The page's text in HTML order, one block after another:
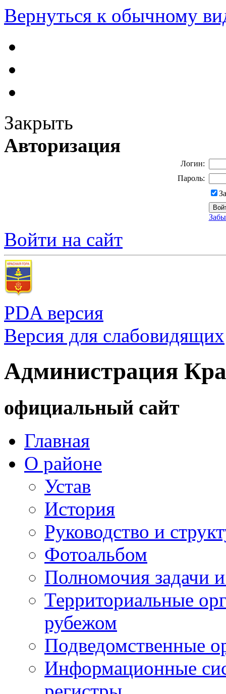
Вернуться к обычному
Закрыть
Авторизация
Логин:
Пароль:
Войти на сайт
PDA версия
Версия для слабовидящих
Администрация
официальный сайт
Главная
О районе
Устав
История
Руководство и
Фотоальбом
Полномочия задачи
Территориальные
рубежом
Подведомственные
Информационные